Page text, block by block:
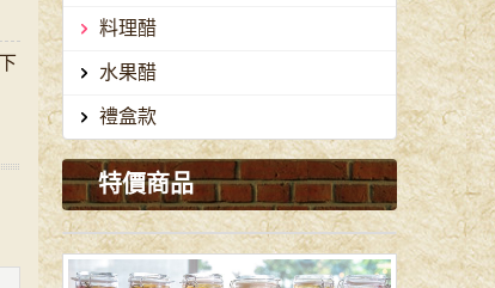
料理醋
水果醋
禮盒款
特價商品